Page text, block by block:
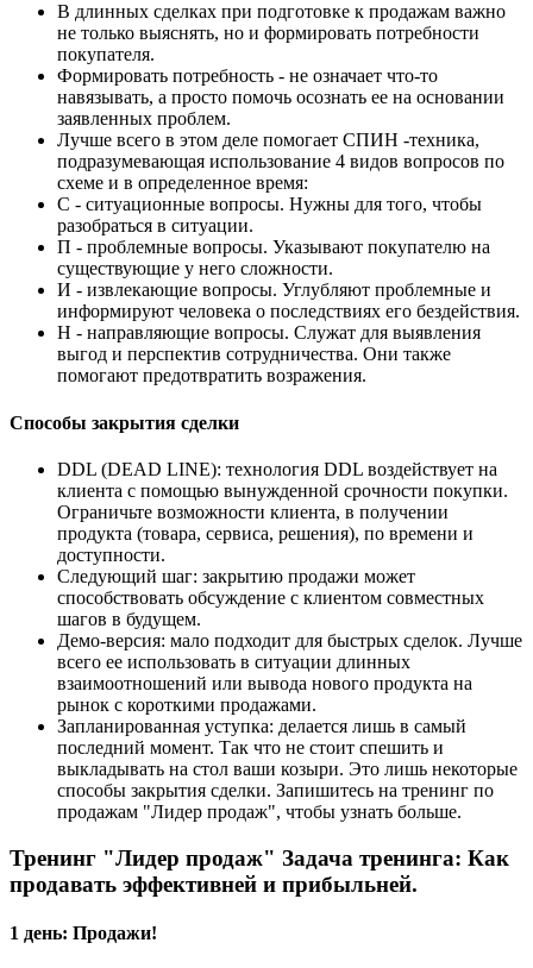
В длинных сделках при подготовке к продажам важно
не только выяснять, но и формировать потребности
покупателя.
Формировать потребность - не означает что-то
навязывать, а просто помочь осознать ее на основании
заявленных проблем.
Лучше всего в этом деле помогает СПИН -техника,
подразумевающая использование 4 видов вопросов по
схеме и в определенное время:
С - ситуационные вопросы. Нужны для того, чтобы
разобраться в ситуации.
П - проблемные вопросы. Указывают покупателю на
существующие у него сложности.
И - извлекающие вопросы. Углубляют проблемные и
информируют человека о последствиях его бездействия.
Н - направляющие вопросы. Служат для выявления
выгод и перспектив сотрудничества. Они также
помогают предотвратить возражения.
Способы закрытия сделки
DDL (DEAD LINE): технология DDL воздействует на
клиента с помощью вынужденной срочности покупки.
Ограничьте возможности клиента, в получении
продукта (товара, сервиса, решения), по времени и
доступности.
Следующий шаг: закрытию продажи может
способствовать обсуждение с клиентом совместных
шагов в будущем.
Демо-версия: мало подходит для быстрых сделок. Лучше
всего ее использовать в ситуации длинных
взаимоотношений или вывода нового продукта на
рынок с короткими продажами.
Запланированная уступка: делается лишь в самый
последний момент. Так что не стоит спешить и
выкладывать на стол ваши козыри. Это лишь некоторые
способы закрытия сделки. Запишитесь на тренинг по
продажам "Лидер продаж", чтобы узнать больше.
Тренинг "Лидер продаж" Задача тренинга: Как
продавать эффективней и прибыльней.
1 день: Продажи!